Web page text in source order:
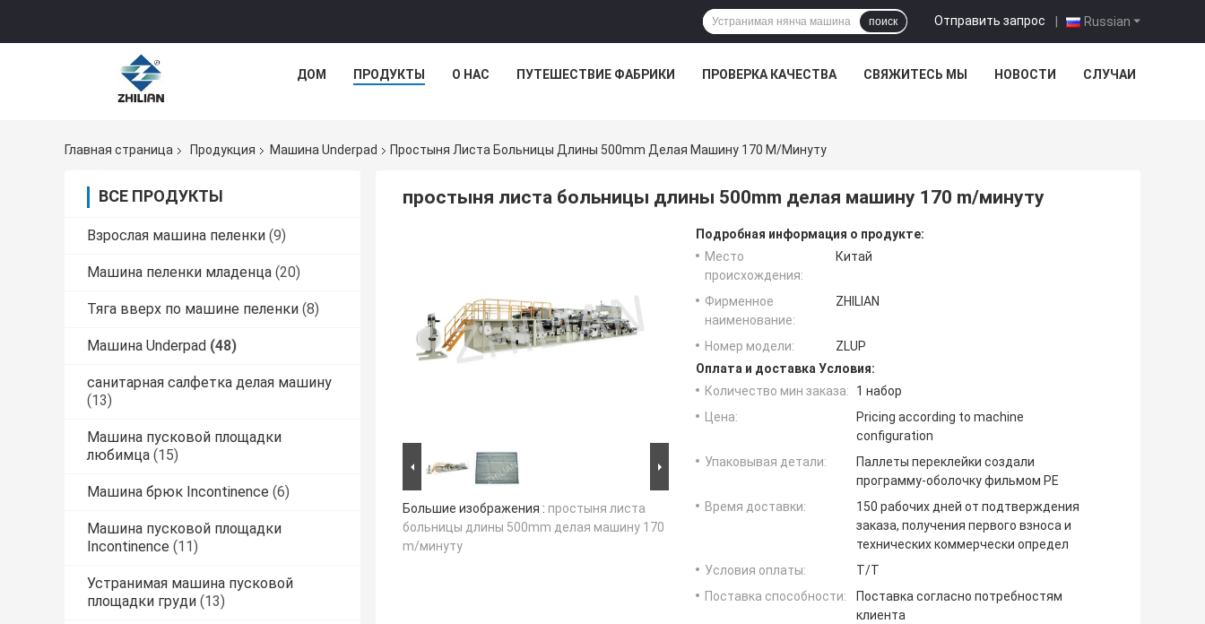
Russian
Отправить запрос |
поиск
ДОМ ПРОДУКТЫ О НАС ПУТЕШЕСТВИЕ ФАБРИКИ ПРОВЕРКА КАЧЕСТВА СВЯЖИТЕСЬ МЫ НОВОСТИ СЛУЧАИ
Главная страница Продукция Машина Underpad Простыня Листа Больницы Длины 500mm Делая Машину 170 M/минуту
ВСЕ ПРОДУКТЫ
Взрослая машина пеленки (9)
Машина пеленки младенца (20)
Тяга вверх по машине пеленки (8)
Машина Underpad (48)
санитарная салфетка делая машину
(13)
Машина пусковой площадки
любимца (15)
Машина брюк Incontinence (6)
Машина пусковой площадки
Incontinence (11)
Устранимая машина пусковой
площадки груди (13)
простыня листа больницы длины 500mm делая машину 170 m/минуту
Большие изображения : простыня листа
больницы длины 500mm делая машину 170
m/минуту
Подробная информация о продукте:
Место
происхождения:
Китай
Фирменное
наименование:
ZHILIAN
Номер модели:
ZLUP
Оплата и доставка Условия:
Количество мин заказа:
1 набор
Цена:
Pricing according to machine
configuration
Упаковывая детали:
Паллеты переклейки создали
программу-оболочку фильмом PE
Время доставки:
150 рабочих дней от подтверждения
заказа, получения первого взноса и
технических коммерчески определ
Условия оплаты:
Т/Т
Поставка способности:
Поставка согласно потребностям
клиента